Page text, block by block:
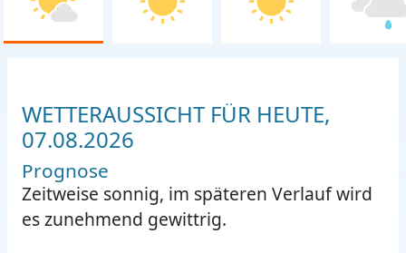
WETTERAUSSICHT FÜR HEUTE,
07.08.2026
Prognose
Zeitweise sonnig, im späteren Verlauf wird
es zunehmend gewittrig.